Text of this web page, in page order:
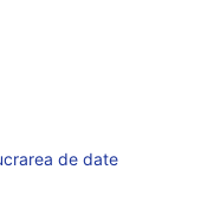
de date